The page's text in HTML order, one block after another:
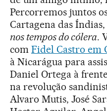
Percorremos juntos
Cartagena das
nos tempos do cólera.
com Fidel Castro em
à Nicarágua para
Daniel Ortega à
na revolução
Alvaro Mutis, José